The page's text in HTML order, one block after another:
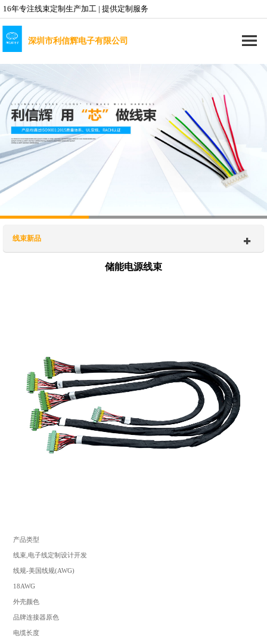
16年专注线束定制生产加工 | 提供定制服务
深圳市利信辉电子有限公司
线束新品
储能电源线束
产品类型
线束,电子线定制设计开发
线规-美国线规(AWG)
18AWG
外壳颜色
品牌连接器原色
电缆长度